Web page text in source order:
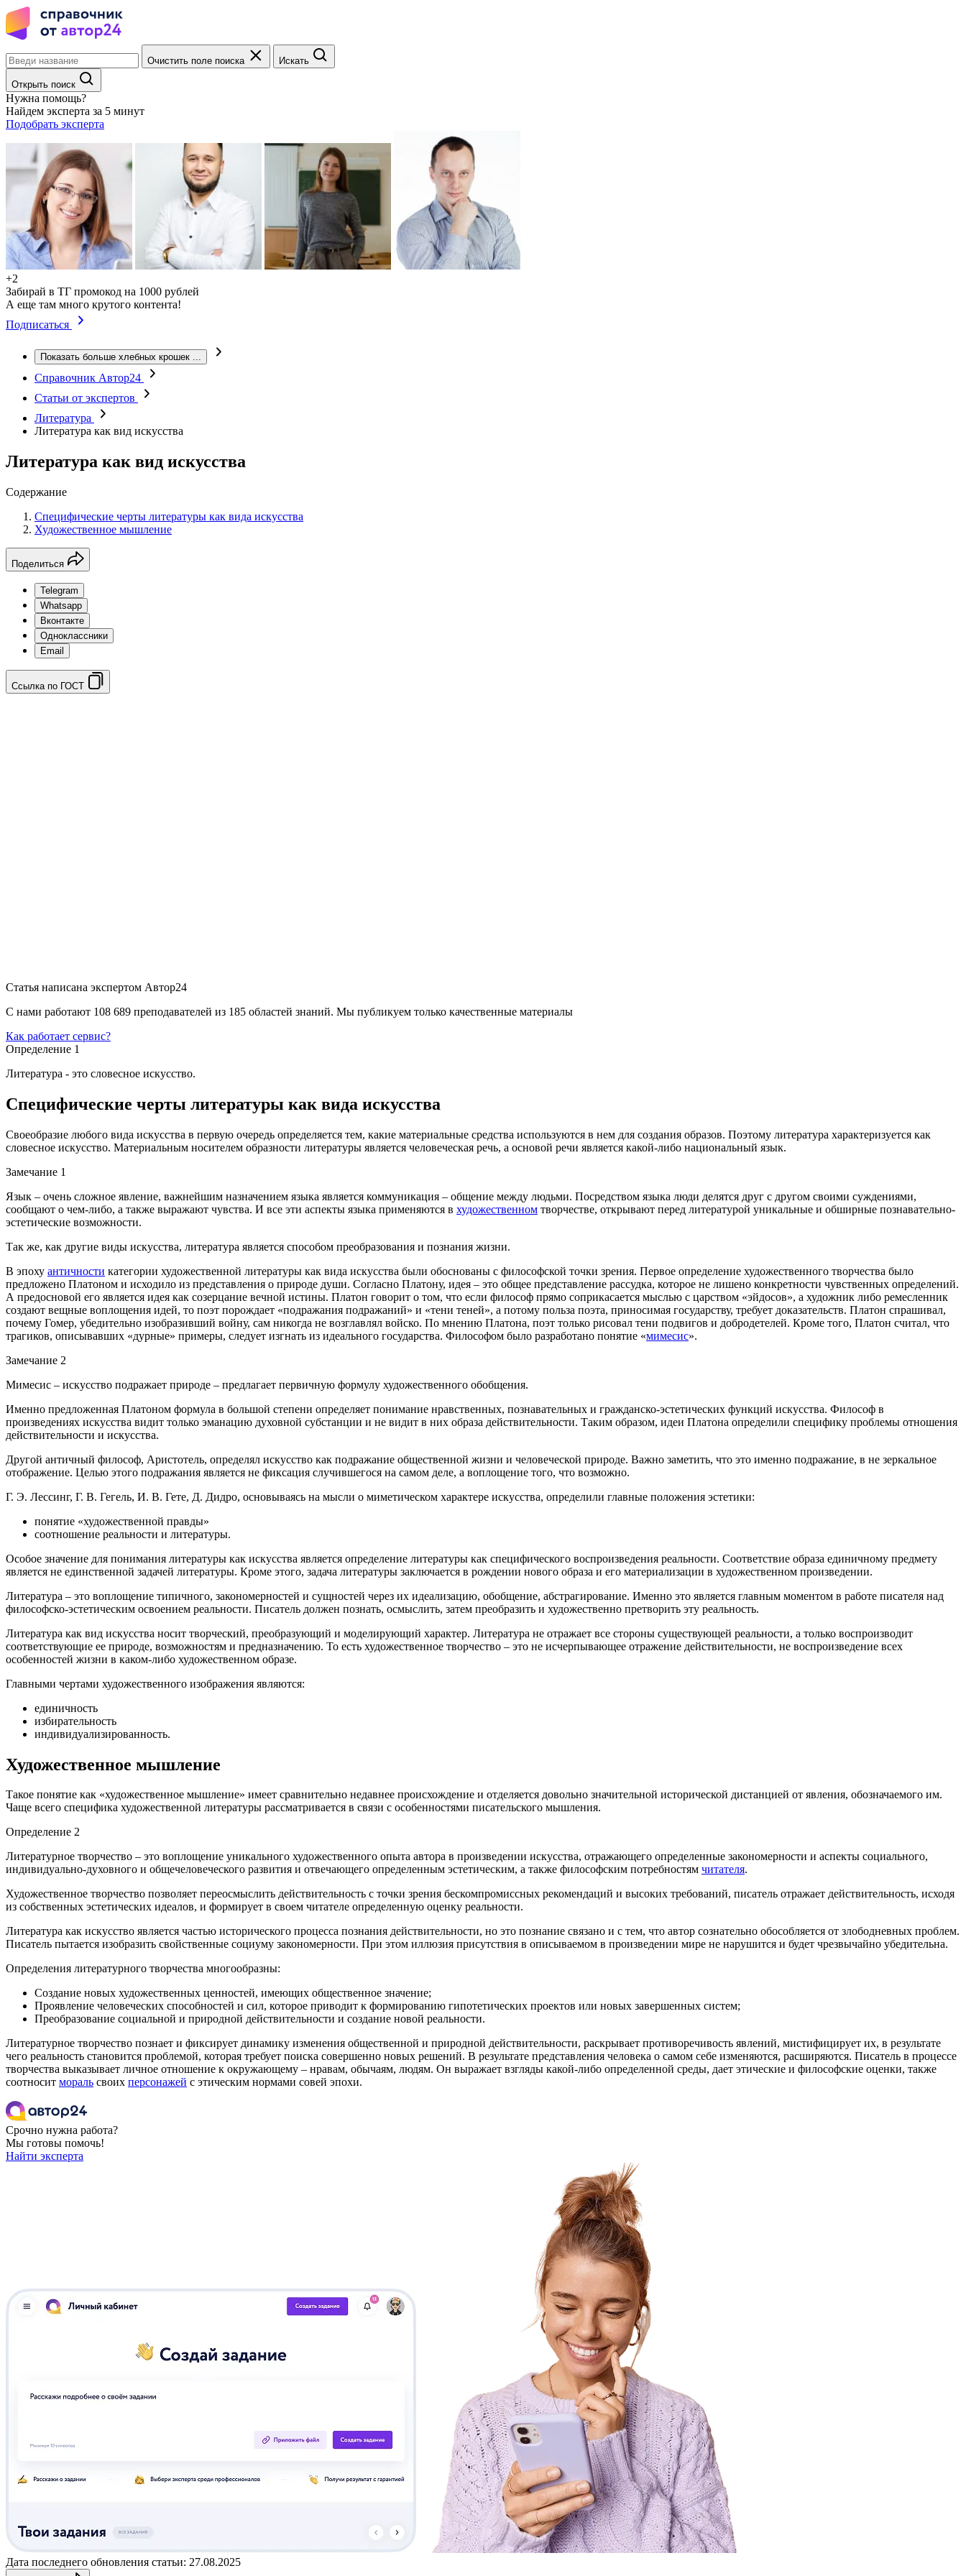
Очистить поле поиска Искать
Открыть поиск
Нужна помощь?
Найдем эксперта за 5 минут
Подобрать эксперта
+2
Забирай в ТГ промокод на 1000 рублей
А еще там много крутого контента!
Подписаться
Показать больше хлебных крошек ...
Справочник Автор24
Статьи от экспертов
Литература
Литература как вид искусства
Литература как вид искусства
Содержание
Специфические черты литературы как вида искусства
Художественное мышление
Поделиться
Telegram
Whatsapp
Вконтакте
Одноклассники
Email
Ссылка по ГОСТ
Статья написана экспертом Автор24
С нами работают 108 689 преподавателей из 185 областей знаний. Мы публикуем только качественные материалы
Как работает сервис?
Определение 1
Литература - это словесное искусство.
Специфические черты литературы как вида искусства
Своеобразие любого вида искусства в первую очередь определяется тем, какие материальные средства используются в нем для создания образов. Поэтому литература характеризуется как
словесное искусство. Материальным носителем образности литературы является человеческая речь, а основой речи является какой-либо национальный язык.
Замечание 1
Язык – очень сложное явление, важнейшим назначением языка является коммуникация – общение между людьми. Посредством языка люди делятся друг с другом своими суждениями,
сообщают о чем-либо, а также выражают чувства. И все эти аспекты языка применяются в художественном творчестве, открывают перед литературой уникальные и обширные познавательно-
эстетические возможности.
Так же, как другие виды искусства, литература является способом преобразования и познания жизни.
В эпоху античности категории художественной литературы как вида искусства были обоснованы с философской точки зрения. Первое определение художественного творчества было
предложено Платоном и исходило из представления о природе души. Согласно Платону, идея – это общее представление рассудка, которое не лишено конкретности чувственных определений.
А предосновой его является идея как созерцание вечной истины. Платон говорит о том, что если философ прямо соприкасается мыслью с царством «эйдосов», а художник либо ремесленник
создают вещные воплощения идей, то поэт порождает «подражания подражаний» и «тени теней», а потому польза поэта, приносимая государству, требует доказательств. Платон спрашивал,
почему Гомер, убедительно изобразивший войну, сам никогда не возглавлял войско. По мнению Платона, поэт только рисовал тени подвигов и добродетелей. Кроме того, Платон считал, что
трагиков, описывавших «дурные» примеры, следует изгнать из идеального государства. Философом было разработано понятие «мимесис».
Замечание 2
Мимесис – искусство подражает природе – предлагает первичную формулу художественного обобщения.
Именно предложенная Платоном формула в большой степени определяет понимание нравственных, познавательных и гражданско-эстетических функций искусства. Философ в
произведениях искусства видит только эманацию духовной субстанции и не видит в них образа действительности. Таким образом, идеи Платона определили специфику проблемы отношения
действительности и искусства.
Другой античный философ, Аристотель, определял искусство как подражание общественной жизни и человеческой природе. Важно заметить, что это именно подражание, в не зеркальное
отображение. Целью этого подражания является не фиксация случившегося на самом деле, а воплощение того, что возможно.
Г. Э. Лессинг, Г. В. Гегель, И. В. Гете, Д. Дидро, основываясь на мысли о миметическом характере искусства, определили главные положения эстетики:
понятие «художественной правды»
соотношение реальности и литературы.
Особое значение для понимания литературы как искусства является определение литературы как специфического воспроизведения реальности. Соответствие образа единичному предмету
является не единственной задачей литературы. Кроме этого, задача литературы заключается в рождении нового образа и его материализации в художественном произведении.
Литература – это воплощение типичного, закономерностей и сущностей через их идеализацию, обобщение, абстрагирование. Именно это является главным моментом в работе писателя над
философско-эстетическим освоением реальности. Писатель должен познать, осмыслить, затем преобразить и художественно претворить эту реальность.
Литература как вид искусства носит творческий, преобразующий и моделирующий характер. Литература не отражает все стороны существующей реальности, а только воспроизводит
соответствующие ее природе, возможностям и предназначению. То есть художественное творчество – это не исчерпывающее отражение действительности, не воспроизведение всех
особенностей жизни в каком-либо художественном образе.
Главными чертами художественного изображения являются:
единичность
избирательность
индивидуализированность.
Художественное мышление
Такое понятие как «художественное мышление» имеет сравнительно недавнее происхождение и отделяется довольно значительной исторической дистанцией от явления, обозначаемого им.
Чаще всего специфика художественной литературы рассматривается в связи с особенностями писательского мышления.
Определение 2
Литературное творчество – это воплощение уникального художественного опыта автора в произведении искусства, отражающего определенные закономерности и аспекты социального,
индивидуально-духовного и общечеловеческого развития и отвечающего определенным эстетическим, а также философским потребностям читателя.
Художественное творчество позволяет переосмыслить действительность с точки зрения бескомпромиссных рекомендаций и высоких требований, писатель отражает действительность, исходя
из собственных эстетических идеалов, и формирует в своем читателе определенную оценку реальности.
Литература как искусство является частью исторического процесса познания действительности, но это познание связано и с тем, что автор сознательно обособляется от злободневных проблем.
Писатель пытается изобразить свойственные социуму закономерности. При этом иллюзия присутствия в описываемом в произведении мире не нарушится и будет чрезвычайно убедительна.
Определения литературного творчества многообразны:
Создание новых художественных ценностей, имеющих общественное значение;
Проявление человеческих способностей и сил, которое приводит к формированию гипотетических проектов или новых завершенных систем;
Преобразование социальной и природной действительности и создание новой реальности.
Литературное творчество познает и фиксирует динамику изменения общественной и природной действительности, раскрывает противоречивость явлений, мистифицирует их, в результате
чего реальность становится проблемой, которая требует поиска совершенно новых решений. В результате представления человека о самом себе изменяются, расширяются. Писатель в процессе
творчества выказывает личное отношение к окружающему – нравам, обычаям, людям. Он выражает взгляды какой-либо определенной среды, дает этические и философские оценки, также
соотносит мораль своих персонажей с этическим нормами совей эпохи.
Срочно нужна работа?
Мы готовы помочь!
Найти эксперта
Дата последнего обновления статьи: 27.08.2025